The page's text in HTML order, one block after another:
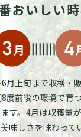
おいしい
月上旬まで収穫・
度前後の環境で育
す。4月は収穫量
味しさを味わっ